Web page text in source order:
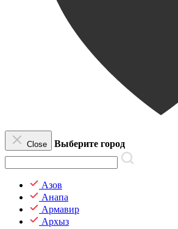
Close Выберите город
Азов
Анапа
Армавир
Архыз